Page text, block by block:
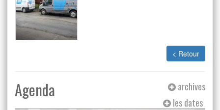
< Retour
Agenda
archives
les dates